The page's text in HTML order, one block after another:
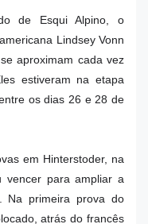
de Esqui Alpino, o
Lindsey Vonn
aproximam cada vez
estiveram na etapa
os dias 26 e 28 de
em Hinterstoder, na
vencer para ampliar a
Na primeira prova do
atrás do francês